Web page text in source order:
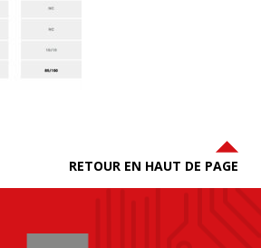
RETOUR EN HAUT DE PAGE